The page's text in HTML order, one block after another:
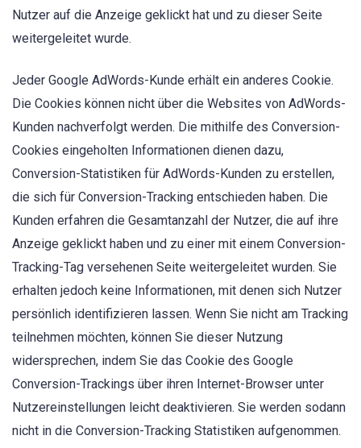
Nutzer auf die Anzeige geklickt hat und zu dieser Seite
weitergeleitet wurde.
Jeder Google AdWords-Kunde erhält ein anderes Cookie.
Die Cookies können nicht über die Websites von AdWords-
Kunden nachverfolgt werden. Die mithilfe des Conversion-
Cookies eingeholten Informationen dienen dazu,
Conversion-Statistiken für AdWords-Kunden zu erstellen,
die sich für Conversion-Tracking entschieden haben. Die
Kunden erfahren die Gesamtanzahl der Nutzer, die auf ihre
Anzeige geklickt haben und zu einer mit einem Conversion-
Tracking-Tag versehenen Seite weitergeleitet wurden. Sie
erhalten jedoch keine Informationen, mit denen sich Nutzer
persönlich identifizieren lassen. Wenn Sie nicht am Tracking
teilnehmen möchten, können Sie dieser Nutzung
widersprechen, indem Sie das Cookie des Google
Conversion-Trackings über ihren Internet-Browser unter
Nutzereinstellungen leicht deaktivieren. Sie werden sodann
nicht in die Conversion-Tracking Statistiken aufgenommen.